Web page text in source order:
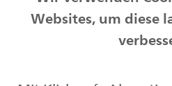
Privatkunden
Websites, um diese